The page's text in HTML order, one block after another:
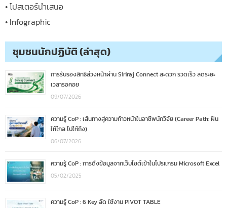
• โปสเตอร์นำเสนอ
• Infographic
ชุมชนนักปฏิบัติ (ล่าสุด)
การรับรองสิทธิล่วงหน้าผ่าน Siriraj Connect สะดวก รวดเร็ว ลดระยะ
เวลารอคอย
09/07/2026
ความรู้ CoP : เส้นทางสู่ความก้าวหน้าในอาชีพนักวิจัย (Career Path: ฝัน
ให้ไกล ไปให้ถึง)
06/07/2026
ความรู้ CoP : การดึงข้อมูลจากเว็บไซต์เข้าในโปรแกรม Microsoft Excel
05/02/2025
ความรู้ CoP : 6 Key ลัด ใช้งาน PIVOT TABLE